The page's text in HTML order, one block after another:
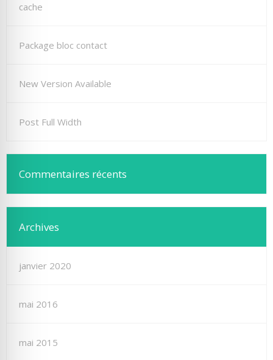
cache
Package bloc contact
New Version Available
Post Full Width
Commentaires récents
Archives
janvier 2020
mai 2016
mai 2015